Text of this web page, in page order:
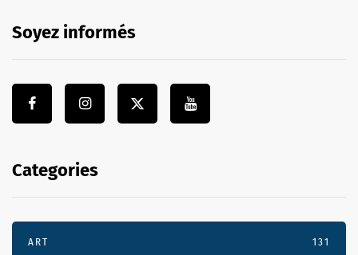
Soyez informés
Categories
ART 131